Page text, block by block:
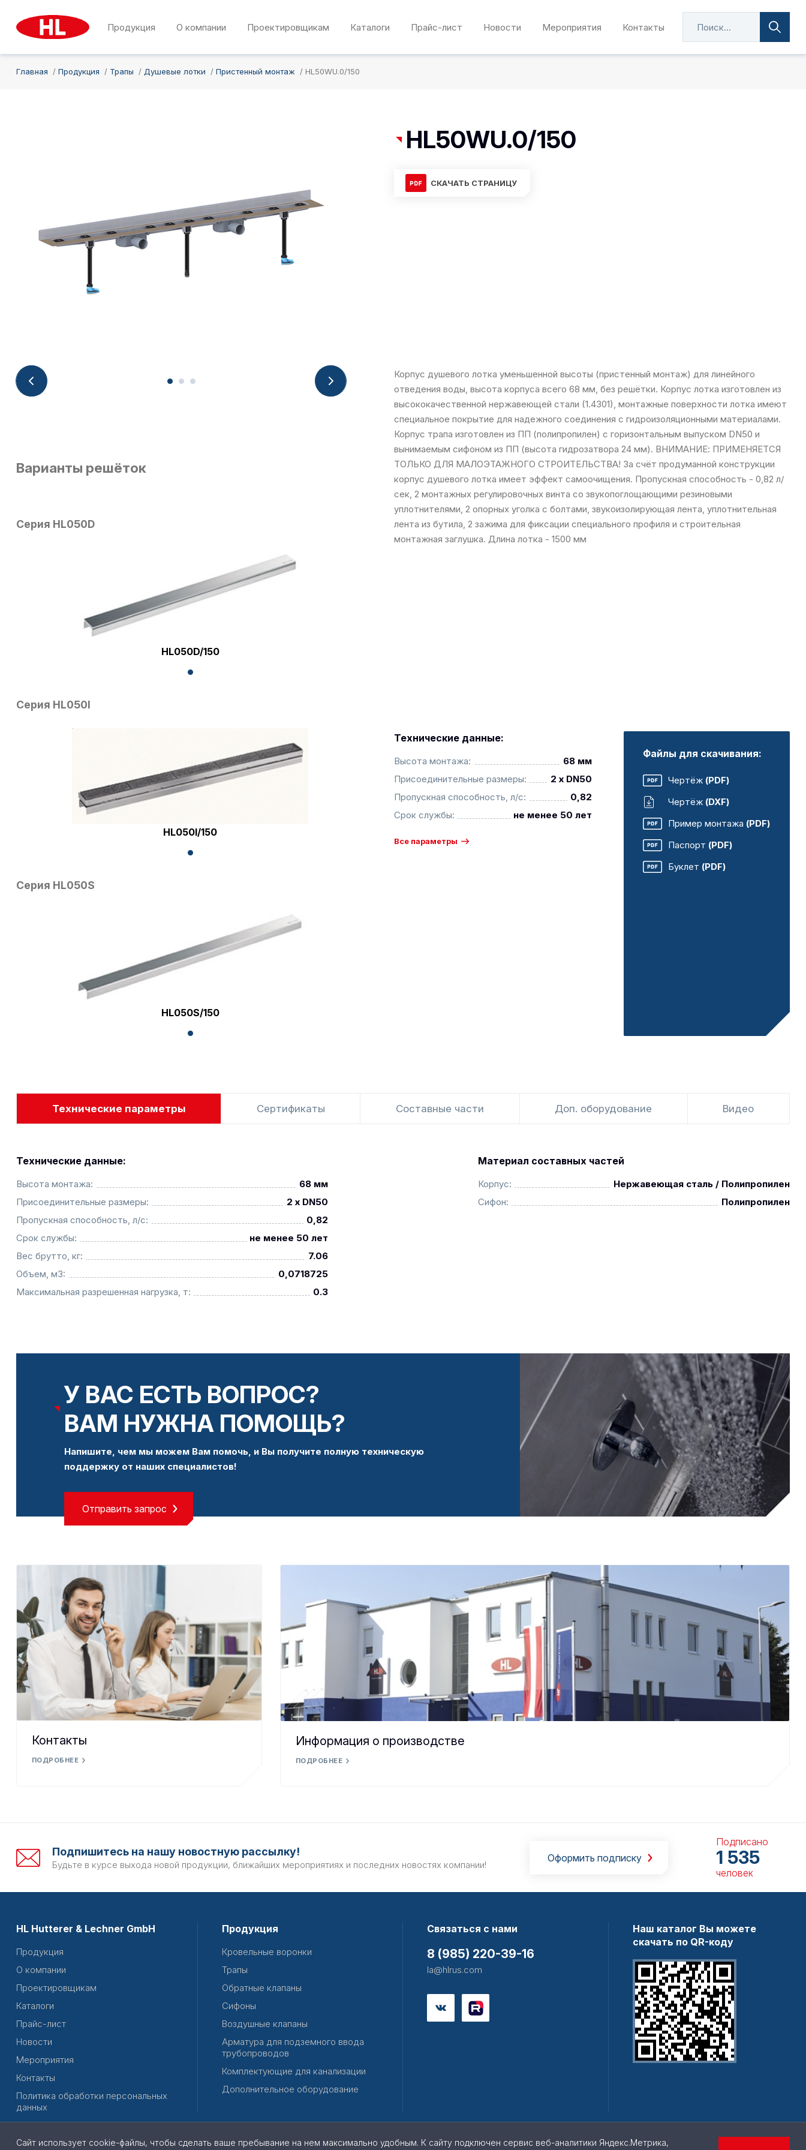
Продукция О компании Проектировщикам Каталоги Прайс-лист Новости Мероприятия Контакты
Главная Продукция Трапы Душевые лотки Пристенный монтаж HL50WU.0/150
Варианты решёток
Серия HL050D
HL050D/150
Серия HL050I
HL050I/150
Серия HL050S
HL050S/150
HL50WU.0/150
СКАЧАТЬ СТРАНИЦУ
Корпус душевого лотка уменьшенной высоты (пристенный монтаж) для линейного
отведения воды, высота корпуса всего 68 мм, без решётки. Корпус лотка изготовлен из
высококачественной нержавеющей стали (1.4301), монтажные поверхности лотка имеют
специальное покрытие для надежного соединения с гидроизоляционными материалами.
Корпус трапа изготовлен из ПП (полипропилен) с горизонтальным выпуском DN50 и
вынимаемым сифоном из ПП (высота гидрозатвора 24 мм). ВНИМАНИЕ: ПРИМЕНЯЕТСЯ
ТОЛЬКО ДЛЯ МАЛОЭТАЖНОГО СТРОИТЕЛЬСТВА! За счёт продуманной конструкции
корпус душевого лотка имеет эффект самоочищения. Пропускная способность - 0,82 л/
сек, 2 монтажных регулировочных винта со звукопоглощающими резиновыми
уплотнителями, 2 опорных уголка с болтами, звукоизолирующая лента, уплотнительная
лента из бутила, 2 зажима для фиксации специального профиля и строительная
монтажная заглушка. Длина лотка - 1500 мм
Технические данные:
Высота монтажа:
68 мм
Присоединительные размеры:
2 x DN50
Пропускная способность, л/с:
0,82
Срок службы:
не менее 50 лет
Все параметры
Файлы для скачивания:
Чертёж (PDF)
Чертёж (DXF)
Пример монтажа (PDF)
Паспорт (PDF)
Буклет (PDF)
Технические параметры Сертификаты Составные части Доп. оборудование Видео
Технические данные:
Высота монтажа:
68 мм
Присоединительные размеры:
2 x DN50
Пропускная способность, л/с:
0,82
Срок службы:
не менее 50 лет
Вес брутто, кг:
7.06
Объем, м3:
0,0718725
Максимальная разрешенная нагрузка, т:
0.3
Материал составных частей
Корпус:
Нержавеющая сталь / Полипропилен
Сифон:
Полипропилен
У ВАС ЕСТЬ ВОПРОС?
ВАМ НУЖНА ПОМОЩЬ?
Напишите, чем мы можем Вам помочь, и Вы получите полную техническую
поддержку от наших специалистов!
Отправить запрос
Контакты
ПОДРОБНЕЕ
Информация о производстве
ПОДРОБНЕЕ
Подпишитесь на нашу новостную рассылку!
Будьте в курсе выхода новой продукции, ближайших мероприятиях и последних новостях компании!
Оформить подписку
Подписано
1 535
человек
HL Hutterer & Lechner GmbH
Продукция
О компании
Проектировщикам
Каталоги
Прайс-лист
Новости
Мероприятия
Контакты
Политика обработки персональных
данных
Продукция
Кровельные воронки
Трапы
Обратные клапаны
Сифоны
Воздушные клапаны
Арматура для подземного ввода
трубопроводов
Комплектующие для канализации
Дополнительное оборудование
Связаться с нами
8 (985) 220-39-16
la@hlrus.com
Наш каталог Вы можете
скачать по QR-коду
Сайт использует cookie-файлы, чтобы сделать ваше пребывание на нем максимально удобным. К cайту подключен сервис веб-аналитики Яндекс.Метрика,